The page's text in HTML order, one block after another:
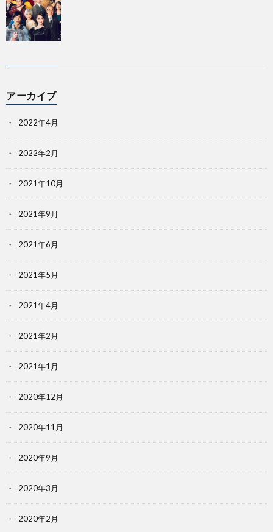
アーカイブ
2022年4月
2022年2月
2021年10月
2021年9月
2021年6月
2021年5月
2021年4月
2021年2月
2021年1月
2020年12月
2020年11月
2020年9月
2020年3月
2020年2月